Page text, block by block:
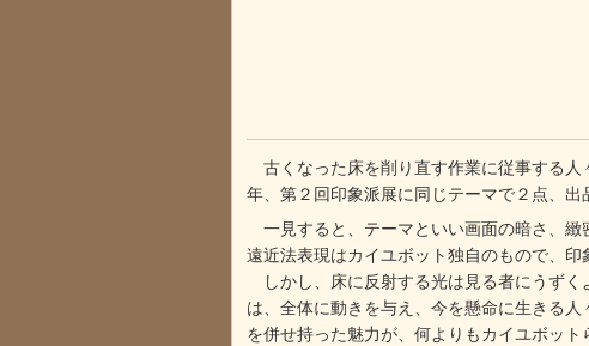
古くなった床を削り直す作業に従事する人
年、第２回印象派展に同じテーマで２点、
一見すると、テーマといい画面の暗さ、緻
遠近法表現はカイユボット独自のもので、印
しかし、床に反射する光は見る者にうずく
は、全体に動きを与え、今を懸命に生きる
を併せ持った魅力が、何よりもカイユボット